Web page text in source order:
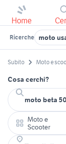
Home
Ricerche moto
Subito Moto e
Cosa cerchi?
Moto e
Scooter